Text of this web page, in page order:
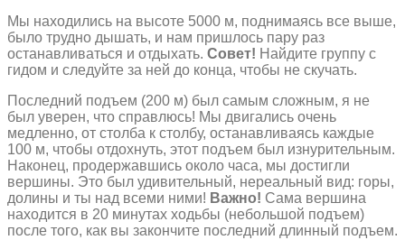
Мы находились на высоте 5000 м, поднимаясь все выше,
было трудно дышать, и нам пришлось пару раз
останавливаться и отдыхать. Совет! Найдите группу с
гидом и следуйте за ней до конца, чтобы не скучать.
Последний подъем (200 м) был самым сложным, я не
был уверен, что справлюсь! Мы двигались очень
медленно, от столба к столбу, останавливаясь каждые
100 м, чтобы отдохнуть, этот подъем был изнурительным.
Наконец, продержавшись около часа, мы достигли
вершины. Это был удивительный, нереальный вид: горы,
долины и ты над всеми ними! Важно! Сама вершина
находится в 20 минутах ходьбы (небольшой подъем)
после того, как вы закончите последний длинный подъем.